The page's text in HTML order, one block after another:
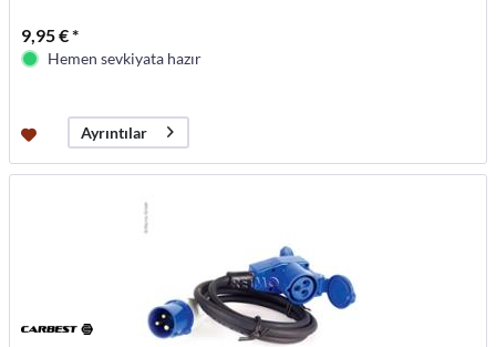
9,95 € *
Hemen sevkiyata hazır
Ayrıntılar